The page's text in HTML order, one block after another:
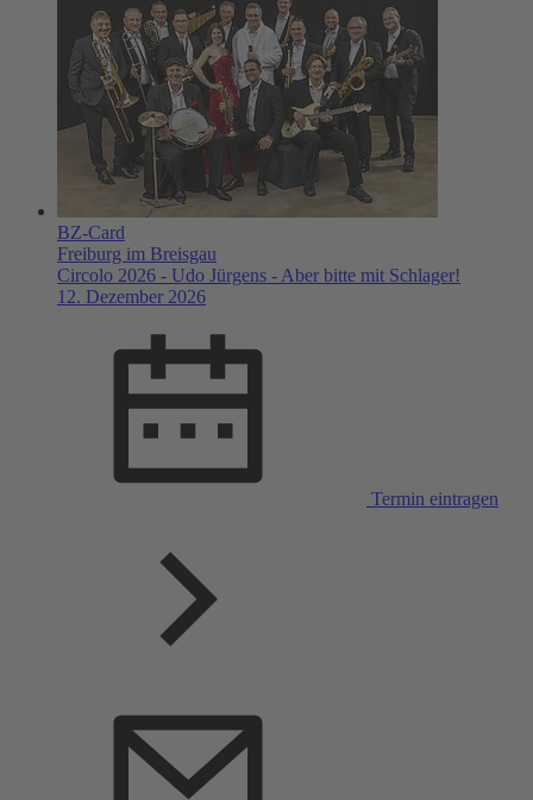
BZ-Card
Freiburg im Breisgau
Circolo 2026 - Udo Jürgens - Aber bitte mit Schlager!
12. Dezember 2026
Termin eintragen